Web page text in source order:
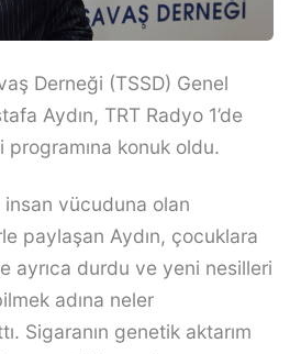
Derneği (TSSD) Genel
Aydın, TRT Radyo 1’de
programına konuk oldu.
insan vücuduna olan
paylaşan Aydın, çocuklara
ayrıca durdu ve yeni nesilleri
adına neler
Sigaranın genetik aktarım